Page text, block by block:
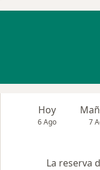
Hoy
6 Ago 7
La reserva